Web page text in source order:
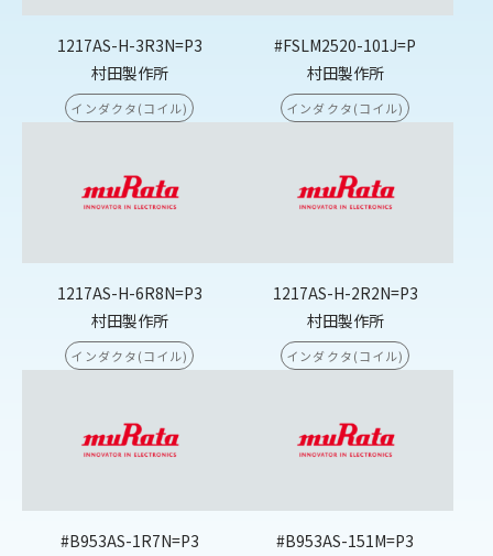
1217AS-H-3R3N=P3
村田製作所
インダクタ(コイル)
#FSLM2520-101J=P
村田製作所
インダクタ(コイル)
1217AS-H-6R8N=P3
村田製作所
インダクタ(コイル)
1217AS-H-2R2N=P3
村田製作所
インダクタ(コイル)
#B953AS-1R7N=P3
#B953AS-151M=P3